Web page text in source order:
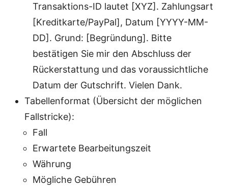
Transaktions-ID lautet [XYZ]. Zahlungsart
[Kreditkarte/PayPal], Datum [YYYY-MM-
DD]. Grund: [Begründung]. Bitte
bestätigen Sie mir den Abschluss der
Rückerstattung und das voraussichtliche
Datum der Gutschrift. Vielen Dank.
Tabellenformat (Übersicht der möglichen
Fallstricke):
Fall
Erwartete Bearbeitungszeit
Währung
Mögliche Gebühren